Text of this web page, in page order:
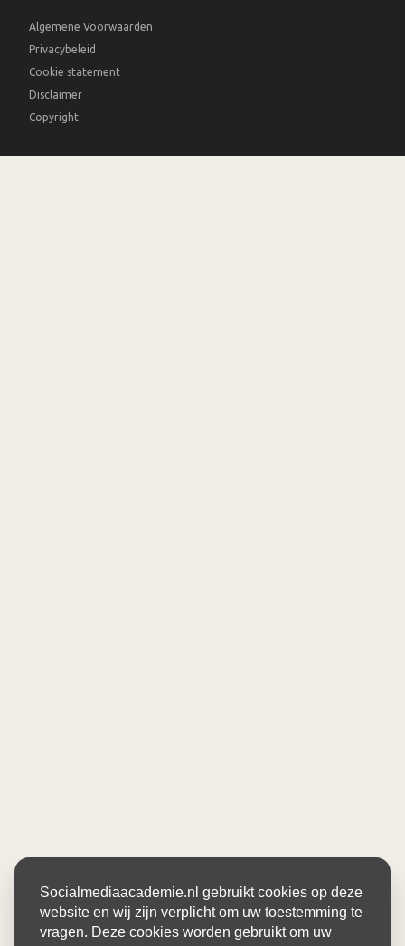
Algemene Voorwaarden
Privacybeleid
Cookie statement
Disclaimer
Copyright
Socialmediaacademie.nl gebruikt cookies op deze
website en wij zijn verplicht om uw toestemming te
vragen. Deze cookies worden gebruikt om uw